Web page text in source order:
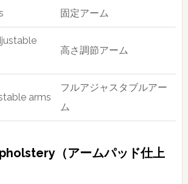
固定アーム
高さ調節アーム
arms
フルアジャスタブルアー
ム
（アームパッド仕上